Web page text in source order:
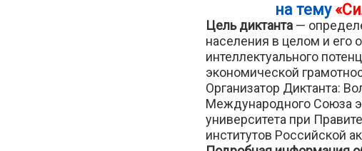
на тему
Цель диктанта —
населения в целом и его
интеллектуального
экономической
Организатор Диктанта:
Международного Союза
университета при
институтов Российской